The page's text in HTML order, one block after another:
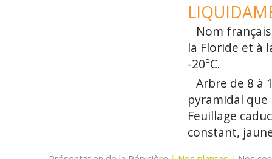
Nom
la Floride et à
-20°C.
Arbre de 8 à
pyramidal que
Feuillage
constant,